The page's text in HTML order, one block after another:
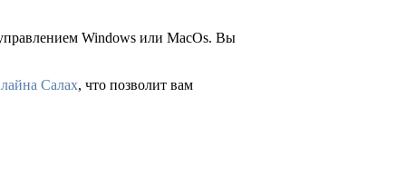
Windows или MacOs. Вы
Салах, что позволит вам